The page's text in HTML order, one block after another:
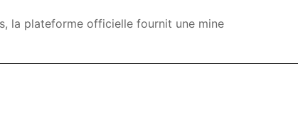
la plateforme officielle fournit une mine